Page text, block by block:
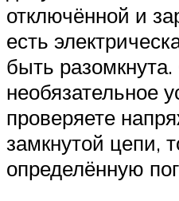
отключённой и
есть
быть
необязательное
проверяете
замкнутой цепи,
определённую